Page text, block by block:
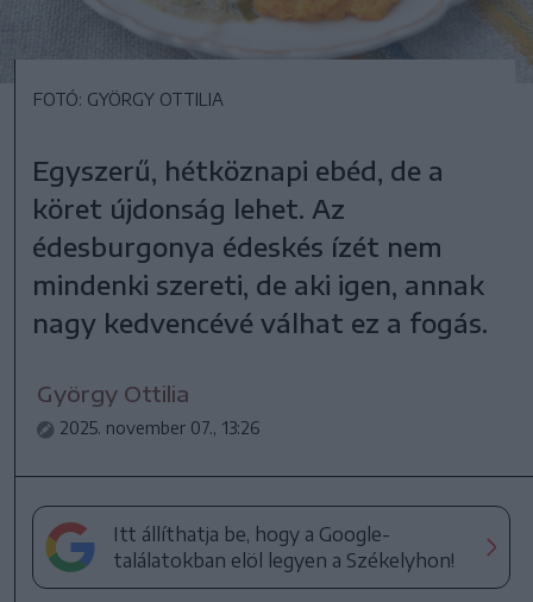
FOTÓ: GYÖRGY OTTILIA
Egyszerű, hétköznapi ebéd, de a
köret újdonság lehet. Az
édesburgonya édeskés ízét nem
mindenki szereti, de aki igen, annak
nagy kedvencévé válhat ez a fogás.
György Ottilia
2025. november 07., 13:26
Itt állíthatja be, hogy a Google-
találatokban elöl legyen a Székelyhon!